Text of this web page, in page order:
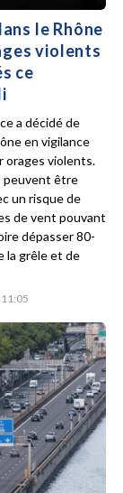
le Rhône
violents
ce
a décidé de
en vigilance
orages violents.
peuvent être
un risque de
de vent pouvant
dépasser 80-
la grêle et de